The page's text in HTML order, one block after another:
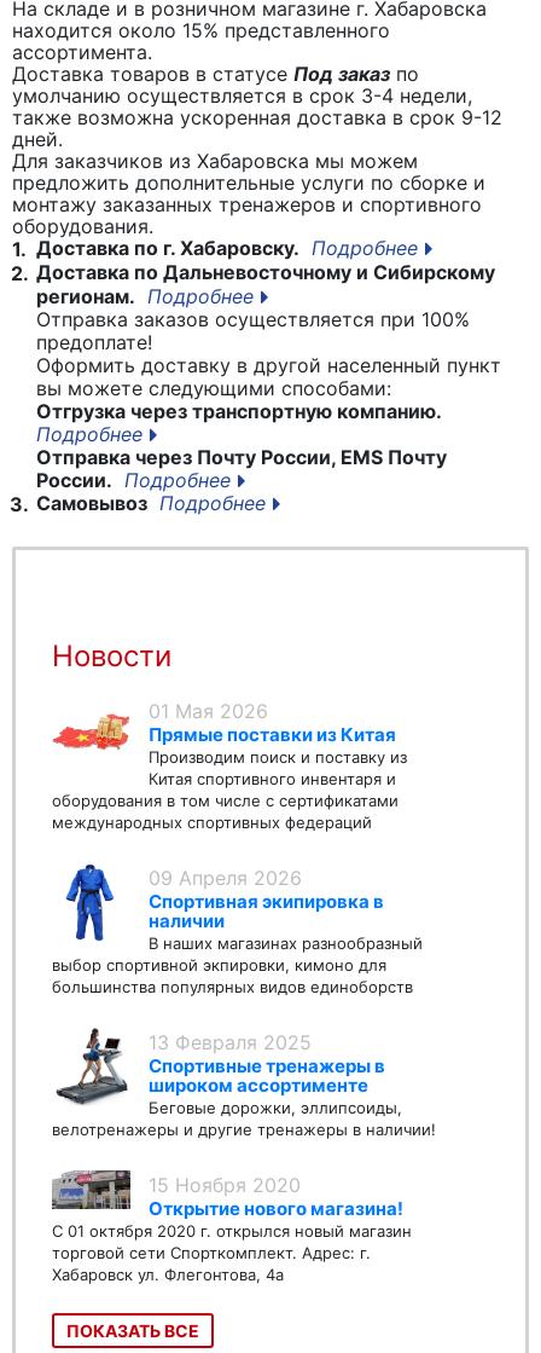
На складе и в розничном магазине г. Хабаровска
находится около 15% представленного
ассортимента.
Доставка товаров в статусе Под заказ по
умолчанию осуществляется в срок 3-4 недели,
также возможна ускоренная доставка в срок 9-12
дней.
Для заказчиков из Хабаровска мы можем
предложить дополнительные услуги по сборке и
монтажу заказанных тренажеров и спортивного
оборудования.
1. Доставка по г. Хабаровску. Подробнее
2. Доставка по Дальневосточному и Сибирскому
регионам. Подробнее
Отправка заказов осуществляется при 100%
предоплате!
Оформить доставку в другой населенный пункт
вы можете следующими способами:
Отгрузка через транспортную компанию.
Подробнее
Отправка через Почту России, EMS Почту
России. Подробнее
3. Самовывоз Подробнее
Новости
01 Мая 2026
Прямые поставки из Китая
Производим поиск и поставку из
Китая спортивного инвентаря и
оборудования в том числе с сертификатами
международных спортивных федераций
09 Апреля 2026
Спортивная экипировка в
наличии
В наших магазинах разнообразный
выбор спортивной экпировки, кимоно для
большинства популярных видов единоборств
13 Февраля 2025
Спортивные тренажеры в
широком ассортименте
Беговые дорожки, эллипсоиды,
велотренажеры и другие тренажеры в наличии!
15 Ноября 2020
Открытие нового магазина!
С 01 октября 2020 г. открылся новый магазин
торговой сети Спорткомплект. Адрес: г.
Хабаровск ул. Флегонтова, 4а
ПОКАЗАТЬ ВСЕ